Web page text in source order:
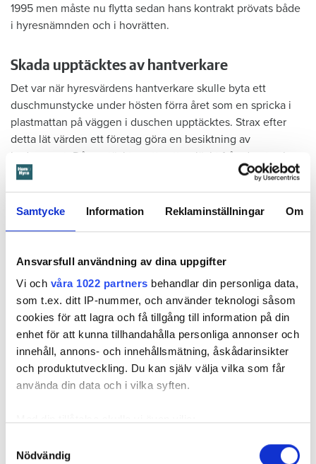
Samtycke Information Reklaminställningar Om
Ansvarsfull användning av dina uppgifter
Vi och våra 1022 partners behandlar din personliga data,
som t.ex. ditt IP-nummer, och använder teknologi såsom
cookies för att lagra och få tillgång till information på din
enhet för att kunna tillhandahålla personliga annonser och
innehåll, annons- och innehållsmätning, åskådarinsikter
och produktutveckling. Du kan själv välja vilka som får
använda din data och i vilka syften.
som kan ha en noggrannhet på upp till flera meter
Nödvändig
1995 men måste nu flytta sedan hans kontrakt prövats både
i hyresnämnden och i hovrätten.
Skada upptäcktes av hantverkare
Det var när hyresvärdens hantverkare skulle byta ett
duschmunstycke under hösten förra året som en spricka i
plastmattan på väggen i duschen upptäcktes. Strax efter
detta lät värden ett företag göra en besiktning av
badrummet. Då upptäcktes att vatten läckt från den trasiga
svetsskarven under en längre tid och orsakat omfattande
vattenskador.
Därför sade den privata hyresvärden upp hyreskontraktet
med hänvisning till att hyresgästen inte iakttagit sin så
på att flytta fick hyresnämnden i Malmö pröva
uppsägningen.